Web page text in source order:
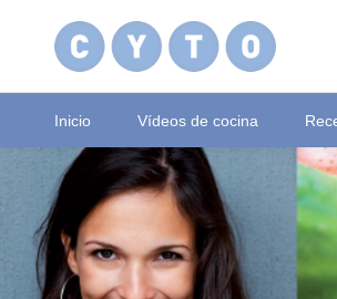
Inicio Vídeos de cocina